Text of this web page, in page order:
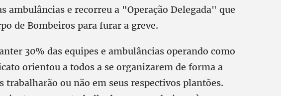
ambulâncias e recorreu a "Operação Delegada" que
de Bombeiros para furar a greve.
30% das equipes e ambulâncias operando como
orientou a todos a se organizarem de forma a
trabalharão ou não em seus respectivos plantões.